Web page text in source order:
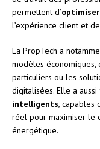
permettent d’
l’expérience client et
La PropTech a
modèles
particuliers ou les
digitalisées. Elle a
intelligents ,
réel pour maximiser le
énergétique.